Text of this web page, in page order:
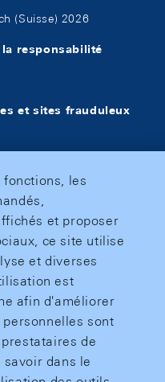
(Suisse) 2026
responsabilité
et sites frauduleux
les
et proposer
ce site utilise
et diverses
est
afin d'améliorer
sont
de
dans le